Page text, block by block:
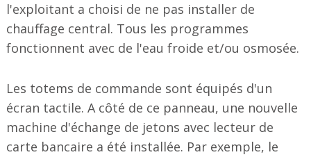
l'exploitant a choisi de ne pas installer de
chauffage central. Tous les programmes
fonctionnent avec de l'eau froide et/ou osmosée.
Les totems de commande sont équipés d'un
écran tactile. A côté de ce panneau, une nouvelle
machine d'échange de jetons avec lecteur de
carte bancaire a été installée. Par exemple, le